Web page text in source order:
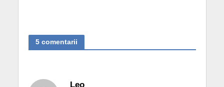
5 comentarii
Leo